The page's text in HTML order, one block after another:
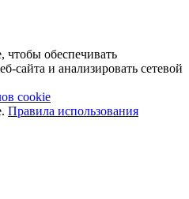
обеспечивать
сайта и анализировать сетевой
cookie
Правила использования